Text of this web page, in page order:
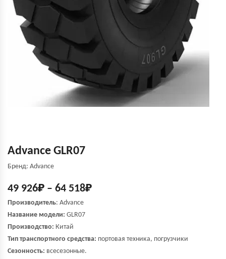
Advance GLR07
Бренд: Advance
49 926₽ – 64 518₽
Производитель: Advance
Название модели: GLR07
Производство: Китай
Тип транспортного средства: портовая техника, погрузчики
Сезонность: всесезонные.